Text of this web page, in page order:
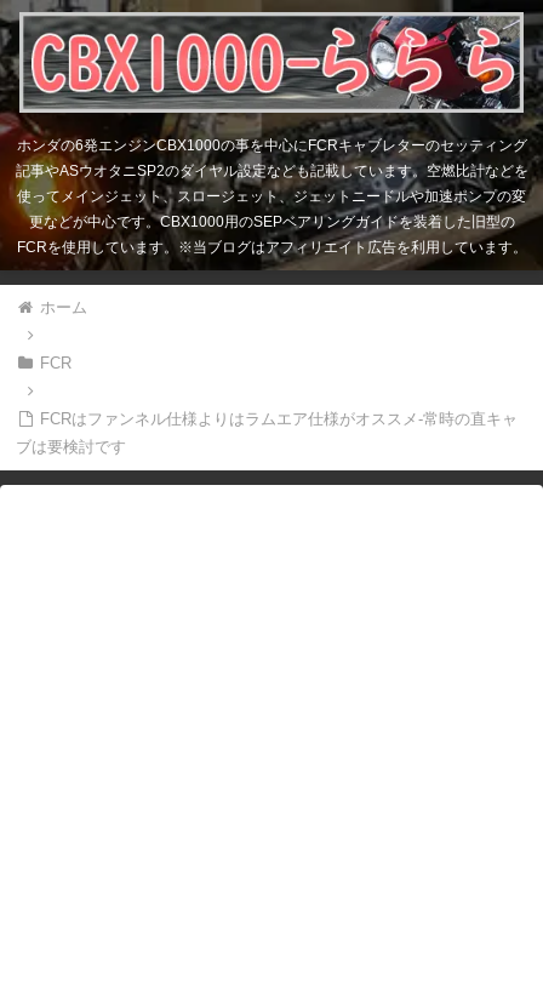
ホンダの6発エンジンCBX1000の事を中心にFCRキャブレターのセッティング
記事やASウオタニSP2のダイヤル設定なども記載しています。空燃比計などを
使ってメインジェット、スロージェット、ジェットニードルや加速ポンプの変
更などが中心です。CBX1000用のSEPベアリングガイドを装着した旧型の
FCRを使用しています。※当ブログはアフィリエイト広告を利用しています。
ホーム
FCR
FCRはファンネル仕様よりはラムエア仕様がオススメ-常時の直キャ
ブは要検討です